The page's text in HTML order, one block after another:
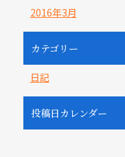
2016年3月
カテゴリー
日記
投稿日カレンダー